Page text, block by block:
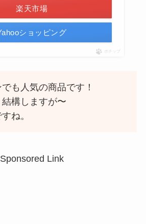
楽天市場
ショッピング
ポチップ
も人気の商品です！
構しますが〜
ね。
Sponsored Link